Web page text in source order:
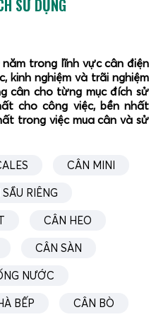
đóng hộp hoặc phân loại
cân chính xác từng khay,
SỬ DỤNG
trong lĩnh vực cân điện
kinh nghiệm và trãi nghiệm
cân cho từng mục đích sử
cho công việc, bền nhất
trong việc mua cân và sử
CÂN MINI
RIÊNG
CÂN HEO
CÂN SÀN
NƯỚC
BẾP CÂN BÒ